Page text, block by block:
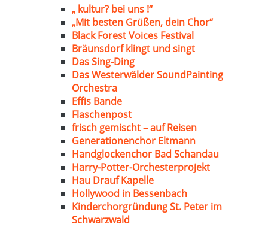
„ kultur? bei uns !“
„Mit besten Grüßen, dein Chor“
Black Forest Voices Festival
Bräunsdorf klingt und singt
Das Sing-Ding
Das Westerwälder SoundPainting
Orchestra
Effis Bande
Flaschenpost
frisch gemischt – auf Reisen
Generationenchor Eltmann
Handglockenchor Bad Schandau
Harry-Potter-Orchesterprojekt
Hau Drauf Kapelle
Hollywood in Bessenbach
Kinderchorgründung St. Peter im
Schwarzwald